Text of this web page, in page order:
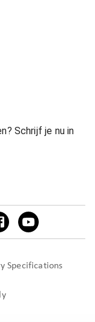
Schrijf je nu in
Specifications